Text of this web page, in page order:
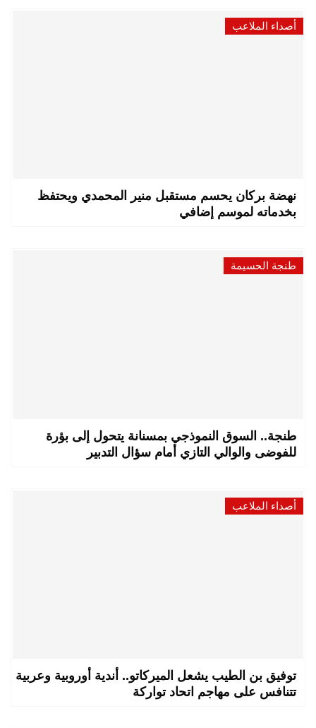
أصداء الملاعب
نهضة بركان يحسم مستقبل منير المحمدي ويحتفظ
بخدماته لموسم إضافي
طنجة الحسيمة
طنجة.. السوق النموذجي بمسنانة يتحول إلى بؤرة
للفوضى والوالي التازي أمام سؤال التدبير
أصداء الملاعب
توفيق بن الطيب يشعل الميركاتو.. أندية أوروبية وعربية
تتنافس على مهاجم اتحاد تواركة